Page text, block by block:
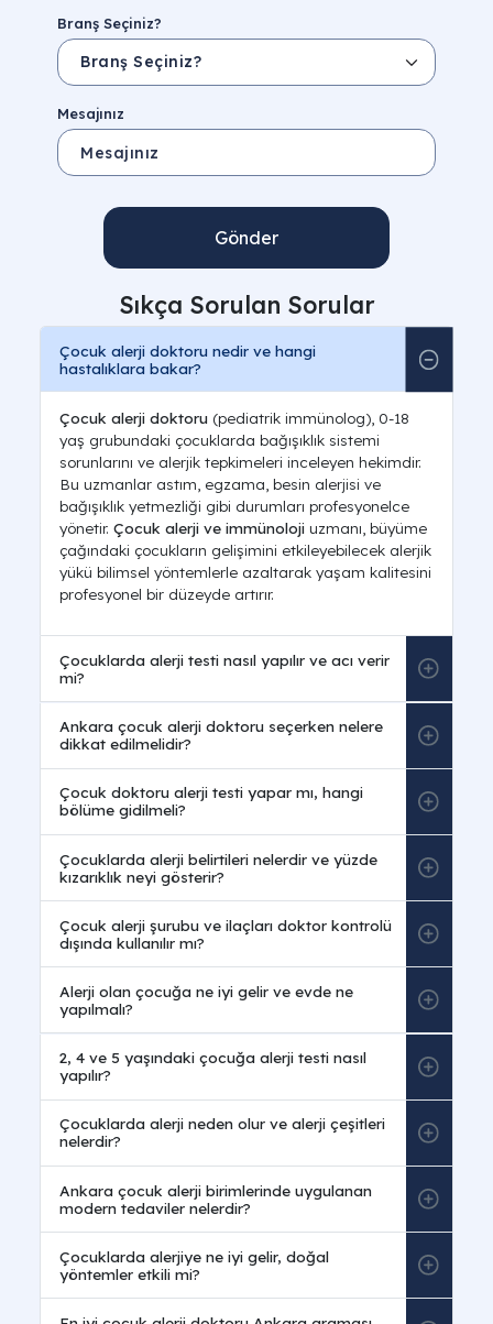
Branş Seçiniz?
Mesajınız
Gönder